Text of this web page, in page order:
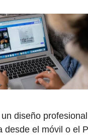
diseño profesional
desde el móvil o el